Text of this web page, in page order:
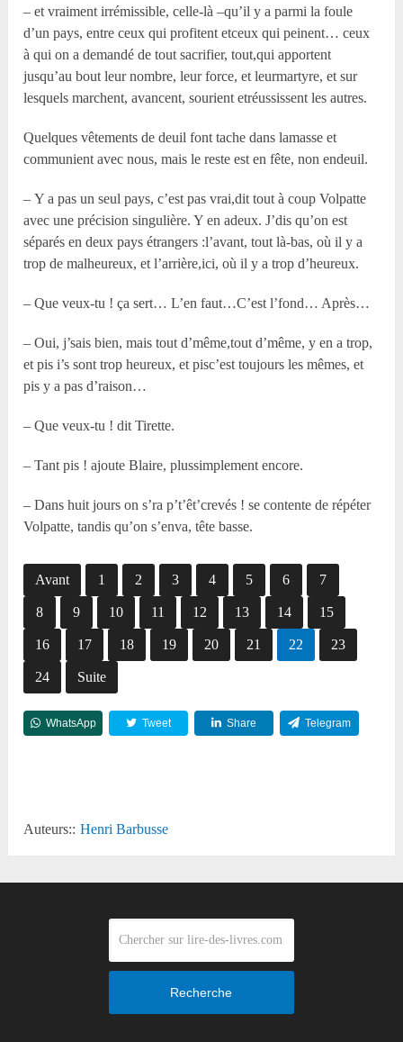
– et vraiment irrémissible, celle-là –qu’il y a parmi la foule
d’un pays, entre ceux qui profitent etceux qui peinent… ceux
à qui on a demandé de tout sacrifier, tout,qui apportent
jusqu’au bout leur nombre, leur force, et leurmartyre, et sur
lesquels marchent, avancent, sourient etréussissent les autres.
Quelques vêtements de deuil font tache dans lamasse et
communient avec nous, mais le reste est en fête, non endeuil.
– Y a pas un seul pays, c’est pas vrai,dit tout à coup Volpatte
avec une précision singulière. Y en adeux. J’dis qu’on est
séparés en deux pays étrangers :l’avant, tout là-bas, où il y a
trop de malheureux, et l’arrière,ici, où il y a trop d’heureux.
– Que veux-tu ! ça sert… L’en faut…C’est l’fond… Après…
– Oui, j’sais bien, mais tout d’même,tout d’même, y en a trop,
et pis i’s sont trop heureux, et pisc’est toujours les mêmes, et
pis y a pas d’raison…
– Que veux-tu ! dit Tirette.
– Tant pis ! ajoute Blaire, plussimplement encore.
– Dans huit jours on s’ra p’t’êt’crevés ! se contente de répéter
Volpatte, tandis qu’on s’enva, tête basse.
Avant 1 2 3 4 5 6 7
8 9 10 11 12 13 14 15
16 17 18 19 20 21 22 23
24 Suite
WhatsApp Tweet Share Telegram
Auteurs:: Henri Barbusse
Recherche